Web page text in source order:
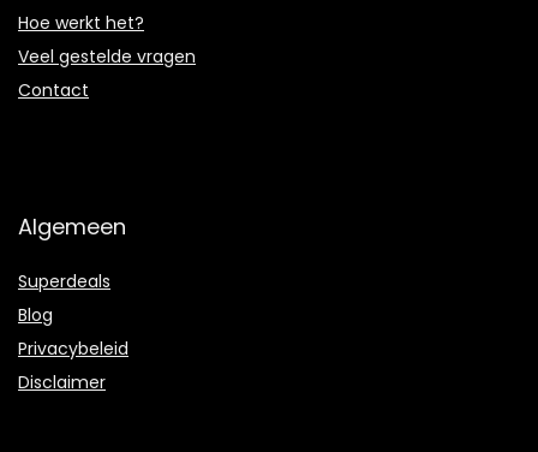
Hoe werkt het?
Veel gestelde vragen
Contact
Algemeen
Superdeals
Blog
Privacybeleid
Disclaimer